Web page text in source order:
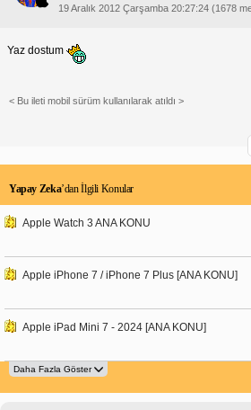
19 Aralık 2012 Çarşamba 20:27:24 (1678
Yaz dostum
< Bu ileti mobil sürüm kullanılarak atıldı >
Yapay Zeka’dan İlgili Konular
Apple Watch 3 ANA KONU
Apple iPhone 7 / iPhone 7 Plus [ANA KONU]
Apple iPad Mini 7 - 2024 [ANA KONU]